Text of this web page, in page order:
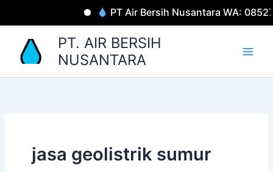
PT Air Bersih Nusantara WA:
PT. AIR BERSIH
NUSANTARA
jasa geolistrik sumur